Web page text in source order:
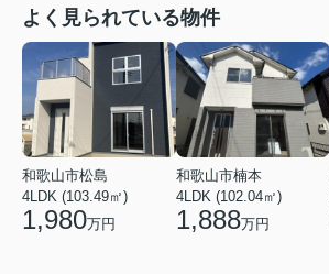
よく見られている物件
和歌山市松島
4LDK (103.49㎡)
1,980万円
和歌山市楠本
4LDK (102.04㎡)
1,888万円